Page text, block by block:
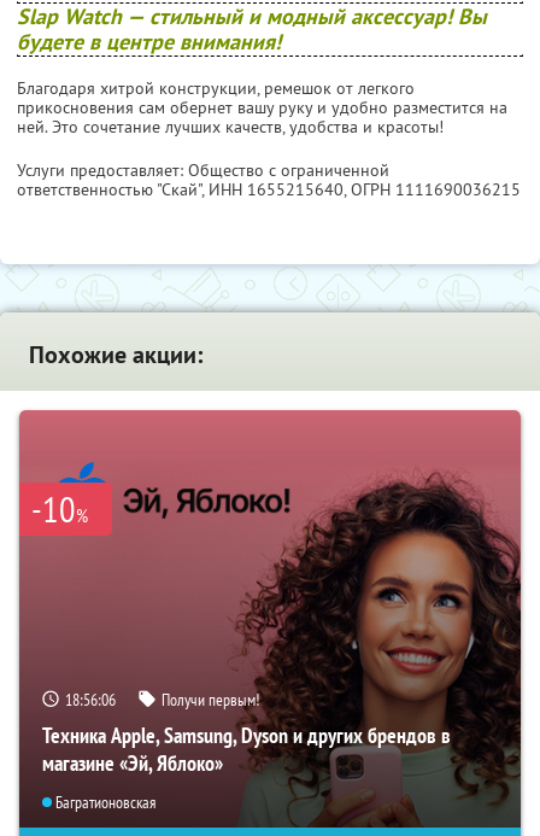
Slap Watch— стильный и модный аксессуар! Вы
будете в центре внимания!
Благодаря хитрой конструкции, ремешок от легкого
прикосновения сам обернет вашу руку и удобно разместится на
ней. Это сочетание лучших качеств, удобства и красоты!
Услуги предоставляет: Общество с ограниченной
ответственностью "Скай", ИНН 1655215640, ОГРН 1111690036215
Похожие акции:
-10%
18:56:05 Получи первым!
Техника Apple, Samsung, Dyson и других брендов в
магазине «Эй, Яблоко»
Багратионовская